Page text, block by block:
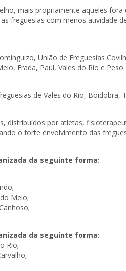
mais propriamente aqueles
freguesias com menos atividade
União de Freguesias
Erada, Paul, Vales do Rio e Peso.
de Vales do Rio, Boidobra,
distribuídos por atletas,
o forte envolvimento das
da seguinte forma:
Meio;
da seguinte forma:
Rio;